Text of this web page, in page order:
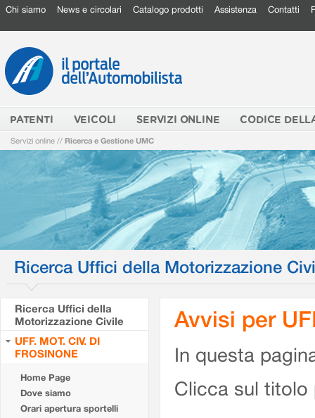
Chi siamo News e circolari Catalogo prodotti Assistenza Contatti
PATENTI VEICOLI SERVIZI ONLINE CODICE
Servizi online // Ricerca e Gestione UMC
Ricerca Uffici della Motorizzazione
Ricerca Uffici della
Motorizzazione Civile
UFF. MOT. CIV. DI
FROSINONE
Home Page
Dove siamo
Orari apertura sportelli
Avvisi per
In questa
Clicca sul titolo